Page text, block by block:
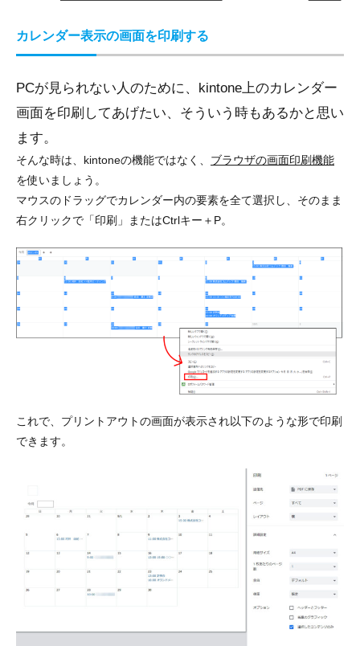
カレンダー表示の画面を印刷する
PCが見られない人のために、kintone上のカレンダー
画面を印刷してあげたい、そういう時もあるかと思い
ます。
そんな時は、kintoneの機能ではなく、 ブラウザの画面印刷機能
を使いましょう。
マウスのドラッグでカレンダー内の要素を全て選択し、そのまま
右クリックで「印刷」またはCtrlキー＋P。
これで、プリントアウトの画面が表示され以下のような形で印刷
できます。